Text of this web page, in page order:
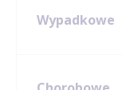
Wypadkowe